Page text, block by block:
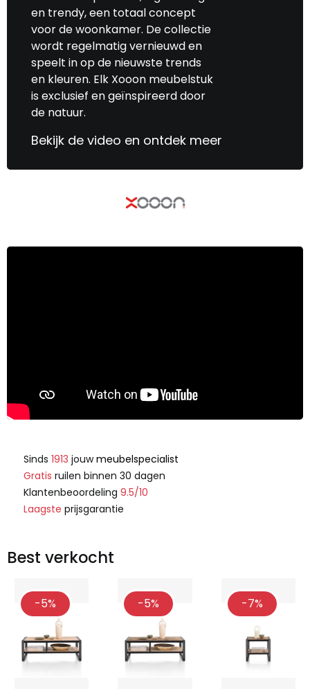
en trendy, een totaal concept
voor de woonkamer. De collectie
wordt regelmatig vernieuwd en
speelt in op de nieuwste trends
en kleuren. Elk Xooon meubelstuk
is exclusief en geïnspireerd door
de natuur.
Bekijk de video en ontdek meer
Sinds 1913 jouwmeubelspecialist
Gratis ruilen binnen 30 dagen
Klantenbeoordeling 9.5/10
Laagste prijsgarantie
Best verkocht
-5% -5% -7%